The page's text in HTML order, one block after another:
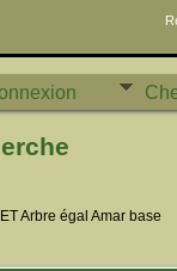
Arbre égal Amar base